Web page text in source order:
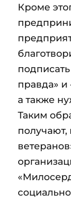
Кроме
правда» и
а также
Таким